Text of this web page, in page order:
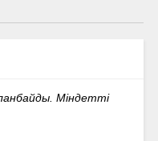
Міндетті